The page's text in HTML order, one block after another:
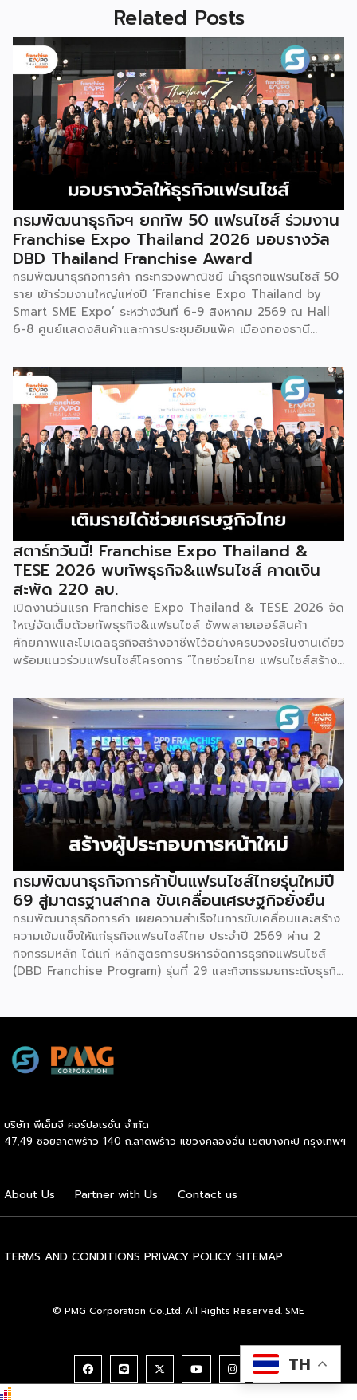
Related Posts
กรมพัฒนาธุรกิจฯ ยกทัพ 50 แฟรนไชส์ ร่วมงาน
Franchise Expo Thailand 2026 มอบรางวัล
DBD Thailand Franchise Award
กรมพัฒนาธุรกิจการค้า กระทรวงพาณิชย์ นำธุรกิจแฟรนไชส์ 50
ราย เข้าร่วมงานใหญ่แห่งปี ‘Franchise Expo Thailand by
Smart SME Expo’ ระหว่างวันที่ 6-9 สิงหาคม 2569 ณ Hall
6-8 ศูนย์แสดงสินค้าและการประชุมอิมแพ็ค เมืองทองธานี
2026 ให้แก่ผู้ประกอบธุรกิจแฟรนไชส์ที่อยู่ในการส่งเสริมสนับสนุน
ของกรมฯ นายพูนพงษ์ นัยนาภากรณ์ อธิบดีกรมพัฒนาธุรกิจ
การค้า กระทรวงพาณิชย์ เปิดเผยภายหลังเป็นประธานเปิดงาน
“งานแฟรนไชส์ เอ็กซ์โป ไทยแลนด์ บาย สมาร์ท เอสเอ็มอี เอ็กซ์
โป (Franchise Expo Thailand by Smart SME Expo)” ซึ่ง
เป็นงานแสดงธุรกิจแฟรนไชส์ชั้นนำที่จัดขึ้นโดย บริษัท พีเอ็มจี
คอร์ปอเรชัน จำกัด เพื่อยกระดับศักยภาพของผู้ประกอบการและ
เจ้าของธุรกิจที่ต้องการขยายกิจการผ่านระบบแฟรนไชส์ […]
สตาร์ทวันนี้! Franchise Expo Thailand &
TESE 2026 พบทัพธุรกิจ&แฟรนไชส์ คาดเงิน
สะพัด 220 ลบ.
เปิดงานวันแรก Franchise Expo Thailand & TESE 2026 จัด
ใหญ่จัดเต็มด้วยทัพธุรกิจ&แฟรนไชส์ ซัพพลายเออร์สินค้า
ศักยภาพและโมเดลธุรกิจสร้างอาชีพไว้อย่างครบวงจรในงานเดียว
พร้อมแนวร่วมแฟรนไชส์โครงการ “ไทยช่วยไทย แฟรนไชส์สร้าง
รวมกว่า 250 บูธ บนพื้นที่ 15,000 ตารางเมตร หวังเป็นทาง
เลือกสร้างรายได้เพิ่มและพยุงเศรษฐกิจไทยให้ฟื้นตัว เสิร์ฟครบ
จบในงานด้วยสินเชื่อ และทำเลทองทั่วประเทศ พร้อมเสวนาให้
ความรู้โดยผู้ทรงคุณวุฒิคับคั่ง และกิจกรรมเจรจาจับคู่ธุรกิจทั้งใน
และต่างประเทศ งานจัดต่อเนื่องระหว่างวันที่ 6-9 สิงหาคมนี้ ที่
ฮอลล์ 6-8 อิมแพ็คเมืองทองธานี คาดเม็ดเงินสะพัดในงานราว
220 ล้านบาท นายพูนพงษ์ นัยนาภากรณ์ อธิบดีกรมพัฒนา
ธุรกิจการค้า กระทรวงพาณิชย์ กล่าวว่า งาน ” Franchise Expo
Thailand & Thailand E-Commerce Selection Expo
(TESE 2026) เป็นเวทีแสดงธุรกิจแฟรนไชส์และโซลูชั่นส์แบบครบ
วงจร […]
กรมพัฒนาธุรกิจการค้าปั้นแฟรนไชส์ไทยรุ่นใหม่ปี
69 สู่มาตรฐานสากล ขับเคลื่อนเศรษฐกิจยั่งยืน
กรมพัฒนาธุรกิจการค้า เผยความสำเร็จในการขับเคลื่อนและสร้าง
ความเข้มแข็งให้แก่ธุรกิจแฟรนไชส์ไทย ประจำปี 2569 ผ่าน 2
กิจกรรมหลัก ได้แก่ หลักสูตรการบริหารจัดการธุรกิจแฟรนไชส์
(DBD Franchise Program) รุ่นที่ 29 และกิจกรรมยกระดับธุรกิจ
กรมพัฒนาธุรกิจการค้า กระทรวงพาณิชย์ เปิดเผยภายหลังเป็น
ประธานมอบประกาศนียบัตรแก่ผู้ประกอบการแฟรนไชส์ใน 2
กิจกรรมแรกเป็นการอบรมหลักสูตรการบริหารจัดการธุรกิจแฟรน
ไชส์ (DBD Franchise Program: DBD-FP) รุ่นที่ 29 ซึ่งเป็น
คุณวุฒิจากภาครัฐ ภาคเอกชน และสถาบันการศึกษา ที่มาร่วมบ่ม
เพาะความรู้เชิงปฏิบัติการให้แก่ผู้ประกอบธุรกิจแฟรนไชส์อย่างเข้ม
บริษัท พีเอ็มจี คอร์ปอเรชั่น จำกัด
47,49 ซอยลาดพร้าว 140 ถ.ลาดพร้าว แขวงคลองจั่น เขตบางกะปิ กรุงเทพฯ
About Us Partner with Us Contact us
TERMS AND CONDITIONS PRIVACY POLICY SITEMAP
© PMG Corporation Co.,Ltd. All Rights Reserved. SME
TH